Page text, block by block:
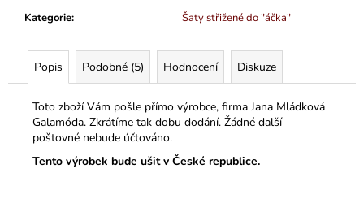
Kategorie: Šaty střižené do "áčka"
Popis Podobné (5) Hodnocení Diskuze
Toto zboží Vám pošle přímo výrobce, firma Jana Mládková
Galamóda. Zkrátíme tak dobu dodání. Žádné další
poštovné nebude účtováno.
Tento výrobek bude ušit v České republice.